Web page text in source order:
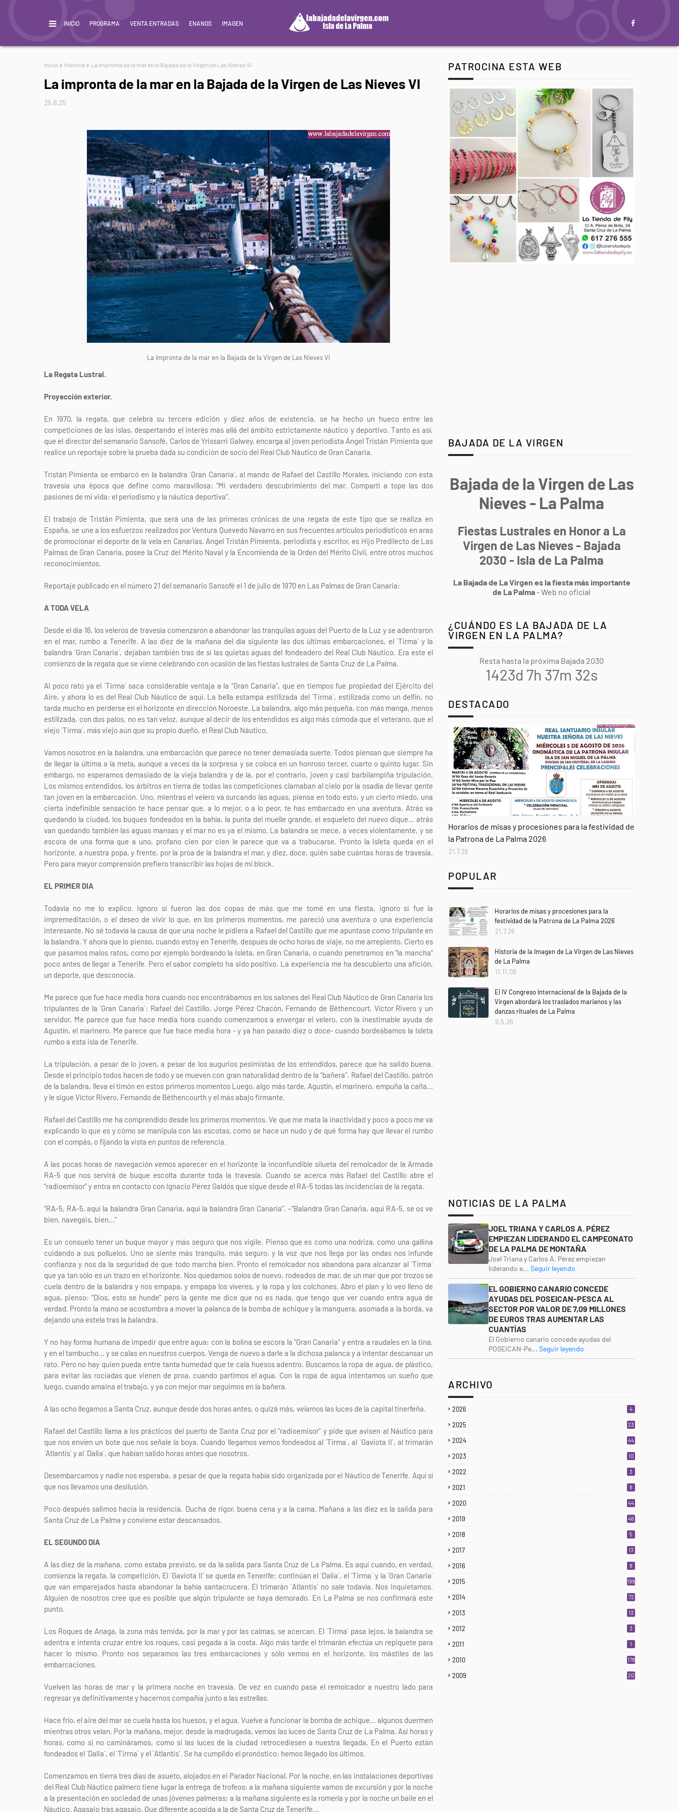
INICIO PROGRAMA VENTA ENTRADAS ENANOS IMAGEN
Inicio Historia La impronta de la mar en la Bajada de la Virgen de Las Nieves VI
La impronta de la mar en la Bajada de la Virgen de Las Nieves VI
25.6.25
La impronta de la mar en la Bajada de la Virgen de Las Nieves VI
La Regata Lustral.
Proyección exterior.
En 1970, la regata, que celebra su tercera edición y diez años de existencia, se ha hecho un hueco entre las
competiciones de las islas, despertando el interés más allá del ámbito estrictamente náutico y deportivo. Tanto es así,
que el director del semanario Sansofé, Carlos de Yrissarri Galwey, encarga al joven periodista Ángel Tristán Pimienta que
realice un reportaje sobre la prueba dada su condición de socio del Real Club Náutico de Gran Canaria.
Tristán Pimienta se embarcó en la balandra `Gran Canaria´, al mando de Rafael del Castillo Morales, iniciando con esta
travesía una época que define como maravillosa: “Mi verdadero descubrimiento del mar. Compartí a tope las dos
pasiones de mi vida: el periodismo y la náutica deportiva”.
El trabajo de Tristán Pimienta, que será una de las primeras crónicas de una regata de este tipo que se realiza en
España, se une a los esfuerzos realizados por Ventura Quevedo Navarro en sus frecuentes artículos periodísticos en aras
de promocionar el deporte de la vela en Canarias. Ángel Tristán Pimienta, periodista y escritor, es Hijo Predilecto de Las
Palmas de Gran Canaria, posee la Cruz del Mérito Naval y la Encomienda de la Orden del Mérito Civil, entre otros muchos
reconocimientos.
Reportaje publicado en el número 21 del semanario Sansofé el 1 de julio de 1970 en Las Palmas de Gran Canaria:
A TODA VELA
Desde el día 16, los veleros de travesía comenzaron a abandonar las tranquilas aguas del Puerto de la Luz y se adentraron
en el mar, rumbo a Tenerife. A las diez de la mañana del día siguiente las dos últimas embarcaciones, el `Tirma´ y la
balandra `Gran Canaria´, dejaban también tras de sí las quietas aguas del fondeadero del Real Club Náutico. Era este el
comienzo de la regata que se viene celebrando con ocasión de las fiestas lustrales de Santa Cruz de La Palma.
Al poco rato ya el `Tirma´ saca considerable ventaja a la “Gran Canaria”, que en tiempos fue propiedad del Ejército del
Aire, y ahora lo es del Real Club Náutico de aquí. La bella estampa estilizada del `Tirma´, estilizada como un delfín, no
tarda mucho en perderse en el horizonte en dirección Noroeste. La balandra, algo más pequeña, con más manga, menos
estilizada, con dos palos, no es tan veloz, aunque al decir de los entendidos es algo más cómoda que el veterano, que el
viejo `Tirma´, más viejo aún que su propio dueño, el Real Club Náutico.
Vamos nosotros en la balandra, una embarcación que parece no tener demasiada suerte. Todos piensan que siempre ha
de llegar la última a la meta, aunque a veces da la sorpresa y se coloca en un honroso tercer, cuarto o quinto lugar. Sin
embargo, no esperamos demasiado de la vieja balandra y de la, por el contrario, joven y casi barbilampiña tripulación.
Los mismos entendidos, los árbitros en tierra de todas las competiciones clamaban al cielo por la osadía de llevar gente
tan joven en la embarcación. Uno, mientras el velero va surcando las aguas, piensa en todo esto, y un cierto miedo, una
cierta indefinible sensación te hace pensar que, a lo mejor, o a lo peor, te has embarcado en una aventura. Atrás va
quedando la ciudad, los buques fondeados en la bahía, la punta del muelle grande, el esqueleto del nuevo dique... atrás
van quedando también las aguas mansas y el mar no es ya el mismo. La balandra se mece, a veces violentamente, y se
escora de una forma que a uno, profano cien por cien le parece que va a trabucarse. Pronto la Isleta queda en el
horizonte, a nuestra popa, y frente, por la proa de la balandra el mar, y diez, doce, quién sabe cuántas horas de travesía.
Pero para mayor comprensión prefiero transcribir las hojas de mi block.
EL PRIMER DIA
Todavía no me lo explico. Ignoro si fueron las dos copas de más que me tomé en una fiesta, ignoro si fue la
impremeditación, o el deseo de vivir lo que, en los primeros momentos, me pareció una aventura o una experiencia
interesante. No sé todavía la causa de que una noche le pidiera a Rafael del Castillo que me apuntase como tripulante en
la balandra. Y ahora que lo pienso, cuando estoy en Tenerife, después de ocho horas de viaje, no me arrepiento. Cierto es
que pasamos malos ratos, como por ejemplo bordeando la Isleta, en Gran Canaria, o cuando penetramos en “la mancha”
poco antes de llegar a Tenerife. Pero el sabor completo ha sido positivo. La experiencia me ha descubierto una afición,
un deporte, que desconocía.
Me parece que fue hace media hora cuando nos encontrábamos en los salones del Real Club Náutico de Gran Canaria los
tripulantes de la `Gran Canaria´: Rafael del Castillo, Jorge Pérez Chacón, Fernando de Bèthencourt, Víctor Rivero y un
servidor. Me parece que fue hace media hora cuando comenzamos a envergar el velero, con la inestimable ayuda de
Agustín, el marinero. Me parece que fue hace media hora - y ya han pasado diez o doce- cuando bordeábamos la Isleta
rumbo a esta isla de Tenerife.
La tripulación, a pesar de lo joven, a pesar de los augurios pesimistas de los entendidos, parece que ha salido buena.
Desde el principio todos hacen de todo y se mueven con gran naturalidad dentro de la “bañera”. Rafael del Castillo, patrón
de la balandra, lleva el timón en estos primeros momentos Luego, algo más tarde, Agustín, el marinero, empuña la caña...
y le sigue Víctor Rivero, Fernando de Bèthencourth y el más abajo firmante.
Rafael del Castillo me ha comprendido desde los primeros momentos. Ve que me mata la inactividad y poco a poco me va
explicando lo que es y cómo se manipula con las escotas, como se hace un nudo y de qué forma hay que llevar el rumbo
con el compás, o fijando la vista en puntos de referencia.
A las pocas horas de navegación vemos aparecer en el horizonte la inconfundible silueta del remolcador de la Armada
RA-5 que nos servirá de buque escolta durante toda la travesía. Cuando se acerca más Rafael del Castillo abre el
“radioemisor” y entra en contacto con Ignacio Pérez Galdós que sigue desde el RA-5 todas las incidencias de la regata.
“RA-5, RA-5, aquí la balandra Gran Canaria, aquí la balandra Gran Canaria”. –“Balandra Gran Canaria, aquí RA-5, se os ve
bien, navegáis, bien...”
Es un consuelo tener un buque mayor y más seguro que nos vigile. Pienso que es como una nodriza, como una gallina
cuidando a sus polluelos. Uno se siente más tranquilo, más seguro, y la voz que nos llega por las ondas nos infunde
confianza y nos da la seguridad de que todo marcha bien. Pronto el remolcador nos abandona para alcanzar al `Tirma´
que ya tan sólo es un trazo en el horizonte. Nos quedamos solos de nuevo, rodeados de mar, de un mar que por trozos se
cuela dentro de la balandra y nos empapa, y empapa los víveres, y la ropa y los colchones. Abro el plan y lo veo lleno de
agua, pienso: “Dios, esto se hunde” pero la gente me dice que no es nada, que tengo que ver cuando entra agua de
verdad. Pronto la mano se acostumbra a mover la palanca de la bomba de achique y la manguera, asomada a la borda, va
dejando una estela tras la balandra.
Y no hay forma humana de impedir que entre agua; con la bolina se escora la “Gran Canaria” y entra a raudales en la tina,
y en el tambucho... y se calas en nuestros cuerpos. Venga de nuevo a darle a la dichosa palanca y a intentar descansar un
rato. Pero no hay quien pueda entre tanta humedad que te cala huesos adentro. Buscamos la ropa de agua, de plástico,
para evitar las rociadas que vienen de proa, cuando partimos el agua. Con la ropa de agua intentamos un sueño que
luego, cuando amaina el trabajo, y ya con mejor mar seguimos en la bañera.
A las ocho llegamos a Santa Cruz, aunque desde dos horas antes, o quizá más, veíamos las luces de la capital tinerfeña.
Rafael del Castillo llama a los prácticos del puerto de Santa Cruz por el “radioemisor” y pide que avisen al Náutico para
que nos envíen un bote que nos señale la boya. Cuando llegamos vemos fondeados al `Tirma´, al `Gaviota II´, al trimarán
`Atlantis´ y al `Dalia´, que habían salido horas antes que nosotros.
Desembarcamos y nadie nos esperaba, a pesar de que la regata había sido organizada por el Náutico de Tenerife. Aquí sí
que nos llevamos una desilusión.
Poco después salimos hacia la residencia. Ducha de rigor, buena cena y a la cama. Mañana a las diez es la salida para
Santa Cruz de La Palma y conviene estar descansados.
EL SEGUNDO DIA
A las diez de la mañana, como estaba previsto, se da la salida para Santa Cruz de La Palma. Es aquí cuando, en verdad,
comienza la regata, la competición, El `Gaviota II´ se queda en Tenerife; continúan el `Dalia´, el `Tirma´ y la `Gran Canaria´
que van emparejados hasta abandonar la bahía santacrucera. El trimarán `Atlantis´ no sale todavía. Nos inquietamos.
Alguien de nosotros cree que es posible que algún tripulante se haya demorado. En La Palma se nos confirmará este
punto.
Los Roques de Anaga, la zona más temida, por la mar y por las calmas, se acercan. El `Tirma´ pasa lejos, la balandra se
adentra e intenta cruzar entre los roques, casi pegada a la costa. Algo más tarde el trimarán efectúa un repiquete para
hacer lo mismo. Pronto nos separamos las tres embarcaciones y sólo vemos en el horizonte, los mástiles de las
embarcaciones.
Vuelven las horas de mar y la primera noche en travesía. De vez en cuando pasa el remolcador a nuestro lado para
regresar ya definitivamente y hacernos compañía junto a las estrellas.
Hace frío, el aire del mar se cuela hasta los huesos, y el agua. Vuelve a funcionar la bomba de achique... algunos duermen
mientras otros velan. Por la mañana, mejor, desde la madrugada, vemos las luces de Santa Cruz de La Palma. Así horas y
horas, como si no camináramos, como si las luces de la ciudad retrocediesen a nuestra llegada. En el Puerto están
fondeados el `Dalia´, el `Tirrna´ y el `Atlantis´. Se ha cumplido el pronóstico: hemos llegado los últimos.
Comenzamos en tierra tres días de asueto, alojados en el Parador Nacional. Por la noche, en las instalaciones deportivas
del Real Club Náutico palmero tiene lugar la entrega de trofeos; a la mañana siguiente vamos de excursión y por la noche
a la presentación en sociedad de unas jóvenes palmeras; a la mañana siguiente es la romería y por la noche un baile en el
Náutico. Agasajo tras agasajo. Que diferente acogida a la de Santa Cruz de Tenerife...
PATROCINA ESTA WEB
BAJADA DE LA VIRGEN
Bajada de la Virgen de Las
Nieves - La Palma
Fiestas Lustrales en Honor a La
Virgen de Las Nieves - Bajada
2030 - Isla de La Palma
La Bajada de La Virgen es la fiesta más importante
de La Palma- Web no oficial
¿CUÁNDO ES LA BAJADA DE LA
VIRGEN EN LA PALMA?
Resta hasta la próxima Bajada 2030
1423d 7h 37m 31s
DESTACADO
Horarios de misas y procesiones para la festividad de
la Patrona de La Palma 2026
21.7.26
POPULAR
Horarios de misas y procesiones para la
festividad de la Patrona de La Palma 2026
21.7.26
Historia de la Imagen de La Virgen de Las Nieves
de La Palma
11.11.09
El IV Congreso Internacional de la Bajada de la
Virgen abordará los traslados marianos y las
danzas rituales de La Palma
9.5.26
NOTICIAS DE LA PALMA
JOEL TRIANA Y CARLOS A. PÉREZ
EMPIEZAN LIDERANDO EL CAMPEONATO
DE LA PALMA DE MONTAÑA
Joel Triana y Carlos A. Pérez empiezan
liderando e... Seguir leyendo
EL GOBIERNO CANARIO CONCEDE
AYUDAS DEL POSEICAN-PESCA AL
SECTOR POR VALOR DE 7,09 MILLONES
DE EUROS TRAS AUMENTAR LAS
CUANTÍAS
El Gobierno canario concede ayudas del
POSEICAN-Pe... Seguir leyendo
ARCHIVO
2026 4
2025
23
2024 44
2023 10
2022 3
2021 8
2020 44
2019 46
2018 5
2017 13
2016 8
2015 199
2014 72
2013 13
2012 3
2011 1
2010 178
2009 20